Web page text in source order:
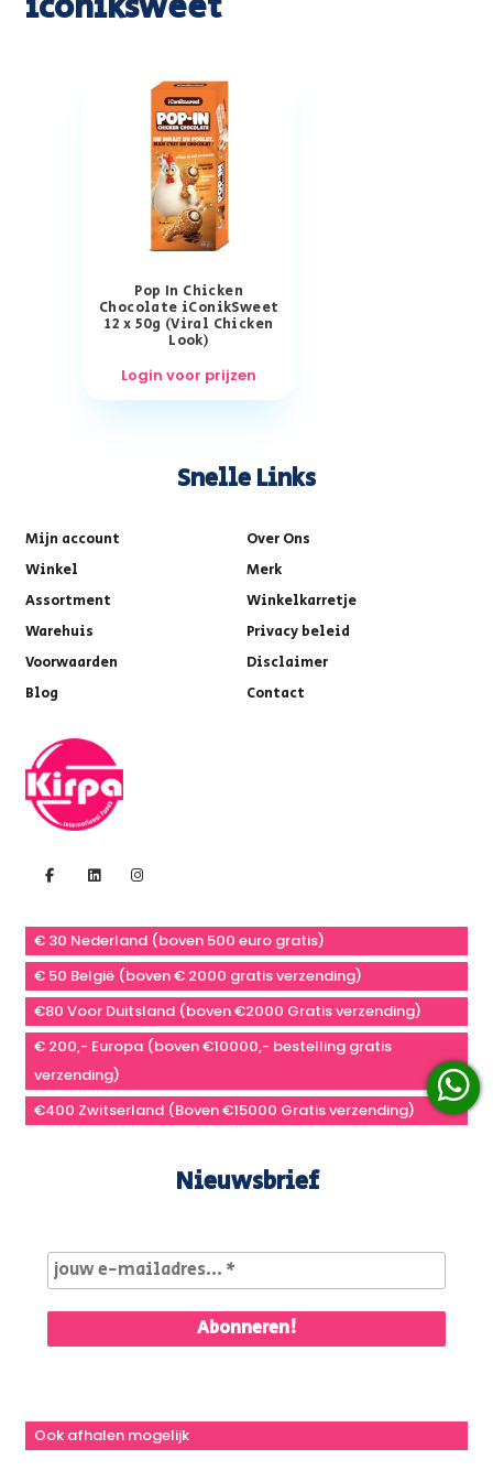
Pop In Chicken
Chocolate iConikSweet
12 x 50g (Viral Chicken
Look)
Login voor prijzen
Snelle Links
Mijn account
Over Ons
Winkel
Merk
Assortment
Winkelkarretje
Warehuis
Privacy beleid
Voorwaarden
Disclaimer
Blog
Contact
€ 30 Nederland (boven 500 euro gratis)
€ 50 België (boven € 2000 gratis verzending)
€80 Voor Duitsland (boven €2000 Gratis verzending)
€ 200,- Europa (boven €10000,- bestelling gratis
verzending)
€400 Zwitserland (Boven €15000 Gratis verzending)
Nieuwsbrief
Ook afhalen mogelijk